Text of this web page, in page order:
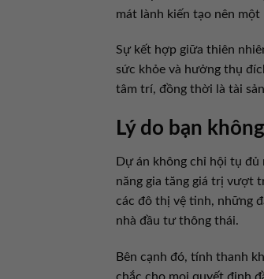
mát lành kiến tạo nên
Sự kết hợp giữa thiên
sức khỏe và hưởng thụ
tâm trí, đồng thời là tài
Lý do bạn
Dự án không chỉ hội tụ
năng gia tăng giá trị vượt
các đô thị vệ tinh, những
nhà đầu tư thông thái.
Bên cạnh đó, tính thanh